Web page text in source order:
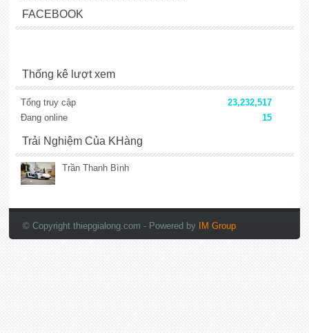
FACEBOOK
Thống kê lượt xem
Tổng truy cập
23,232,517
Đang online
15
Trải Nghiệm Của KHàng
Trần Thanh Bình
© Copyright thiepgialong.com - Powered by IM Group